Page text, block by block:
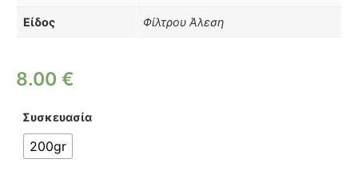
Είδος Φίλτρου Άλεση
8.00 €
Συσκευασία
200gr